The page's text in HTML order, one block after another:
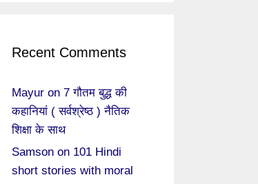
Recent Comments
Mayur on 7 गौतम बुद्ध की
कहानियां ( सर्वश्रेष्ठ ) नैतिक
शिक्षा के साथ
Samson on 101 Hindi
short stories with moral